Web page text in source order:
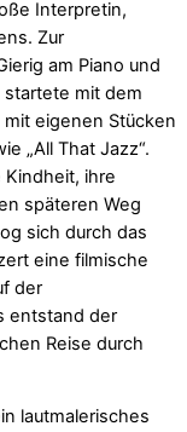
Interpretin,
Zur
am Piano und
startete mit dem
mit eigenen Stücken
„All That Jazz“.
ihre
späteren Weg
sich durch das
eine filmische
der
entstand der
Reise durch
lautmalerisches